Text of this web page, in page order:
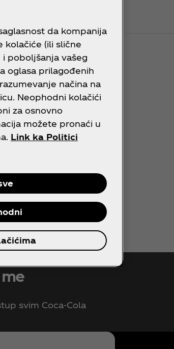
Treba ti pomoć?
Najčešća pitanja
Mapa sajta
svim Coca‑Cola
da kompanija
kolačiće (ili slične
poboljšanja vašeg
oglasa prilagođenih
načina na
Neophodni kolačići
za osnovno
možete pronaći u
Link ka Politici